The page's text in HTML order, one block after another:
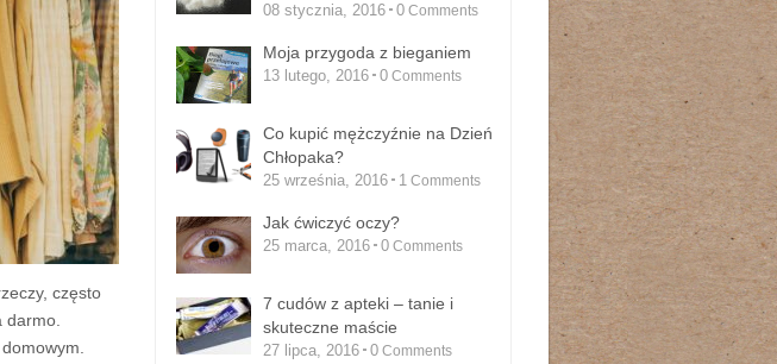
często
08 stycznia, 2016 0Comments
Moja przygoda z bieganiem
13 lutego, 2016 0Comments
Co kupić mężczyźnie na Dzień
Chłopaka?
25 września, 2016 1Comments
Jak ćwiczyć oczy?
25 marca, 2016 0Comments
7 cudów z apteki – tanie i
skuteczne maście
27 lipca, 2016 0Comments